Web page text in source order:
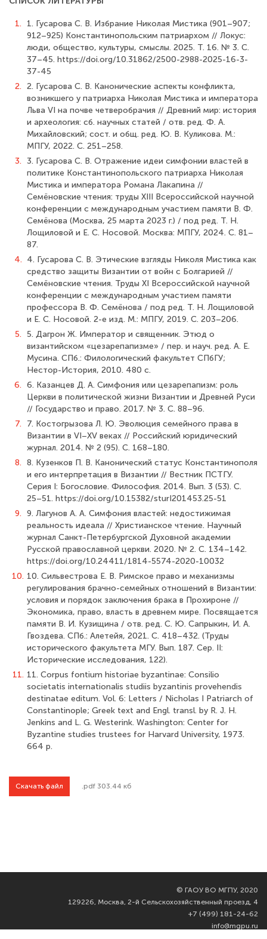
1.
1. Гусарова С. В. Избрание Николая Мистика (901–907;
912–925) Константинопольским патриархом // Локус:
люди, общество, культуры, смыслы. 2025. Т. 16. № 3. С.
37–45. https://doi.org/10.31862/2500-2988-2025-16-3-
37-45
2. 2. Гусарова С. В. Канонические аспекты конфликта,
возникшего у патриарха Николая Мистика и императора
Льва VI на почве четверобрачия // Древний мир: история
и археология: сб. научных статей / отв. ред. Ф. А.
Михайловский; сост. и общ. ред. Ю. В. Куликова. М.:
МПГУ, 2022. С. 251–258.
3. 3. Гусарова С. В. Отражение идеи симфонии властей в
политике Константинопольского патриарха Николая
Мистика и императора Романа Лакапина //
Семёновские чтения: труды XIII Всероссийской научной
конференции с международным участием памяти В. Ф.
Семёнова (Москва, 25 марта 2023 г.) / под ред. Т. Н.
Лощиловой и Е. С. Носовой. Москва: МПГУ, 2024. С. 81–
87.
4. 4. Гусарова С. В. Этические взгляды Николя Мистика как
средство защиты Византии от войн с Болгарией //
Семёновские чтения. Труды XI Всероссийской научной
конференции с международным участием памяти
профессора В. Ф. Семёнова / под ред. Т. Н. Лощиловой
и Е. С. Носовой. 2-е изд. М.: МПГУ, 2019. С. 203–206.
5. 5. Дагрон Ж. Император и священник. Этюд о
византийском «цезарепапизме» / пер. и науч. ред. А. Е.
Мусина. СПб.: Филологический факультет СПбГУ;
Нестор-История, 2010. 480 с.
6. 6. Казанцев Д. А. Симфония или цезарепапизм: роль
Церкви в политической жизни Византии и Древней Руси
// Государство и право. 2017. № 3. С. 88–96.
7.
7. Костогрызова Л. Ю. Эволюция семейного права в
Византии в VI–XV веках // Российский юридический
журнал. 2014. № 2 (95). С. 168–180.
8. 8. Кузенков П. В. Канонический статус Константинополя
и его интерпретация в Византии // Вестник ПСТГУ.
Серия I: Богословие. Философия. 2014. Вып. 3 (53). С.
25–51. https://doi.org/10.15382/sturI201453.25-51
9. 9. Лагунов А. А. Симфония властей: недостижимая
реальность идеала // Христианское чтение. Научный
журнал Санкт-Петербургской Духовной академии
Русской православной церкви. 2020. № 2. С. 134–142.
https://doi.org/10.24411/1814-5574-2020-10032
10. 10. Сильвестрова Е. В. Римское право и механизмы
регулирования брачно-семейных отношений в Византии:
условия и порядок заключения брака в Прохироне //
Экономика, право, власть в древнем мире. Посвящается
памяти В. И. Кузищина / отв. ред. С. Ю. Сапрыкин, И. А.
Гвоздева. СПб.: Алетейя, 2021. С. 418–432. (Труды
исторического факультета МГУ. Вып. 187. Сер. II:
Исторические исследования, 122).
11. 11. Corpus fontium historiae byzantinae: Consilio
societatis internationalis studiis byzantinis provehendis
destinatae editum. Vol. 6: Letters / Nicholas I Patriarch of
Constantinople; Greek text and Engl. transl. by R. J. H.
Jenkins and L. G. Westerink. Washington: Center for
Byzantine studies trustees for Harvard University, 1973.
664 р.
Скачать файл .pdf 303.44 кб
© ГАОУ ВО МГПУ, 2020
129226, Москва, 2-й Сельскохозяйственный проезд, 4
+7 (499) 181-24-62
info@mgpu.ru